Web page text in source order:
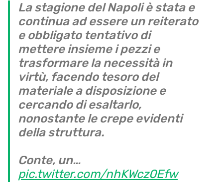
La stagione del Napoli è stata e
continua ad essere un reiterato
e obbligato tentativo di
mettere insieme i pezzi e
trasformare la necessità in
virtù, facendo tesoro del
materiale a disposizione e
cercando di esaltarlo,
nonostante le crepe evidenti
della struttura.
Conte, un…
pic.twitter.com/nhKWcz0Efw